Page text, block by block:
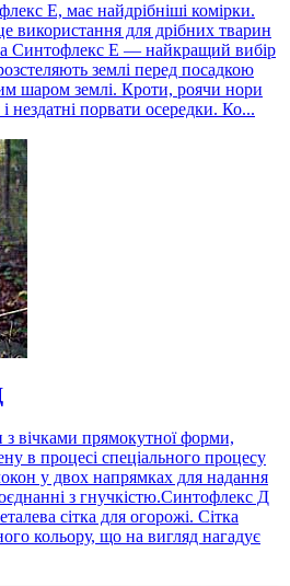
Е, має найдрібніші комірки.
використання для дрібних тварин
Синтофлекс Е — найкращий вибір
землі перед посадкою
шаром землі. Кроти, роячи нори
нездатні порвати осередки. Ко...
вічками прямокутної форми,
в процесі спеціального процесу
у двох напрямках для надання
з гнучкістю.Синтофлекс Д
сітка для огорожі. Сітка
кольору, що на вигляд нагадує